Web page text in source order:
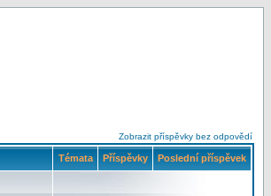
Zobrazit příspěvky bez odpovědí
Témata Příspěvky Poslední příspěvek